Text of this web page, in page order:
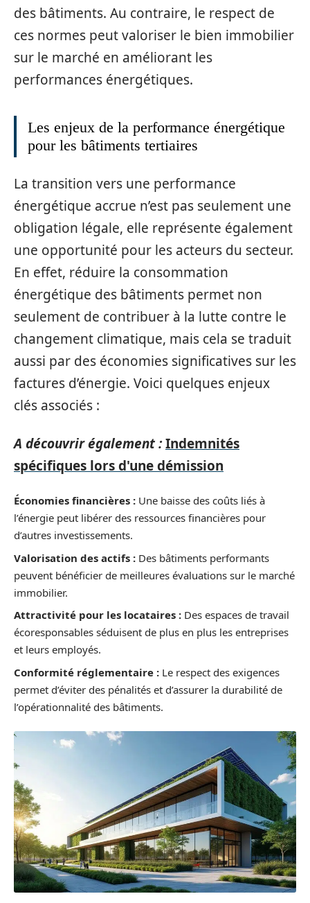
des bâtiments. Au contraire, le respect de
ces normes peut valoriser le bien immobilier
sur le marché en améliorant les
performances énergétiques.
Les enjeux de la performance énergétique
pour les bâtiments tertiaires
La transition vers une performance
énergétique accrue n’est pas seulement une
obligation légale, elle représente également
une opportunité pour les acteurs du secteur.
En effet, réduire la consommation
énergétique des bâtiments permet non
seulement de contribuer à la lutte contre le
changement climatique, mais cela se traduit
aussi par des économies significatives sur les
factures d’énergie. Voici quelques enjeux
clés associés :
A découvrir également :Indemnités
spécifiques lors d'une démission
Économies financières : Une baisse des coûts liés à
l’énergie peut libérer des ressources financières pour
d’autres investissements.
Valorisation des actifs : Des bâtiments performants
peuvent bénéficier de meilleures évaluations sur le marché
immobilier.
Attractivité pour les locataires : Des espaces de travail
écoresponsables séduisent de plus en plus les entreprises
et leurs employés.
Conformité réglementaire : Le respect des exigences
permet d’éviter des pénalités et d’assurer la durabilité de
l’opérationnalité des bâtiments.